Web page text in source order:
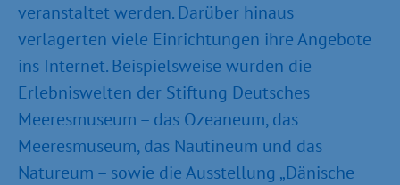
veranstaltet werden. Darüber hinaus
verlagerten viele Einrichtungen ihre Angebote
ins Internet. Beispielsweise wurden die
Erlebniswelten der Stiftung Deutsches
Meeresmuseum – das Ozeaneum, das
Meeresmuseum, das Nautineum und das
Natureum – sowie die Ausstellung „Dänische